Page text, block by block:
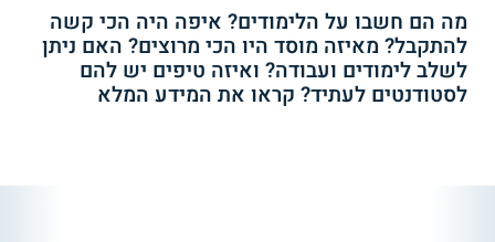
בסיום לימודי ההנדסאי מקבלים הבוגרים תעודת הנדסאי
המוענקת על ידי מוסד הלימוד בפיקוח של מה"ט, בציון המגמה
הנלמדת.
כדי לקבל את הדיפלומה, המועמדים נדרשים לעבור בהצלחה
3.0
המכללה למינהל אשדוד
(12)
4.3
עתיד - הנדסאים
מה הם חשבו על הלימודים? איפה היה הכי קשה
להתקבל? מאיזה מוסד היו הכי מרוצים? האם ניתן
לשלב לימודים ועבודה? ואיזה טיפים יש להם
לסטודנטים לעתיד? קראו את המידע המלא